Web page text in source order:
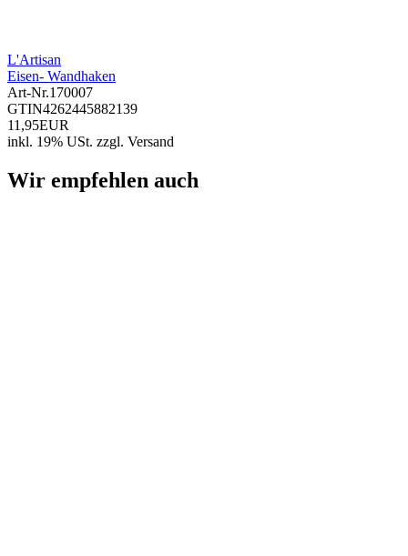
L'Artisan
Eisen- Wandhaken
Art-Nr.170007
GTIN4262445882139
11,95EUR
inkl. 19% USt. zzgl. Versand
Wir empfehlen auch